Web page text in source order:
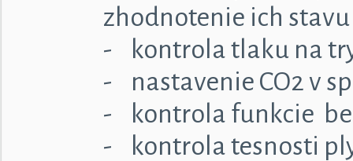
zhodnotenie ich
- kontrola tlaku na
- nastavenie CO2 v
- kontrola funkcie
- kontrola tesnosti